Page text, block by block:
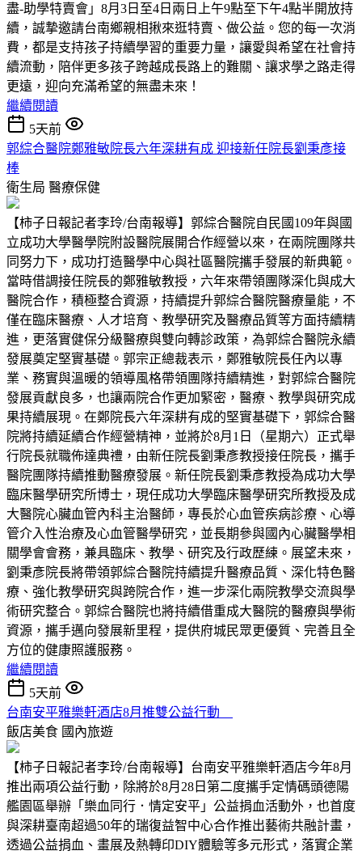
盡-助學特賣會」8月3日至4日兩日上午9點至下午4點半開放持
續，誠摯邀請台南鄉親相揪來逛特賣、做公益。您的每一次消
費，都是支持孩子持續學習的重要力量，讓愛與希望在社會持
續流動，陪伴更多孩子跨越成長路上的難關、讓求學之路走得
更遠，迎向充滿希望的無盡未來！
繼續閱讀
5天前
郭綜合醫院鄭雅敏院長六年深耕有成 迎接新任院長劉秉彥接
棒
衛生局 醫療保健
【柿子日報記者李玲/台南報導】郭綜合醫院自民國109年與國
立成功大學醫學院附設醫院展開合作經營以來，在兩院團隊共
同努力下，成功打造醫學中心與社區醫院攜手發展的新典範。
當時借調接任院長的鄭雅敏教授，六年來帶領團隊深化與成大
醫院合作，積極整合資源，持續提升郭綜合醫院醫療量能，不
僅在臨床醫療、人才培育、教學研究及醫療品質等方面持續精
進，更落實健保分級醫療與雙向轉診政策，為郭綜合醫院永續
發展奠定堅實基礎。郭宗正總裁表示，鄭雅敏院長任內以專
業、務實與溫暖的領導風格帶領團隊持續精進，對郭綜合醫院
發展貢獻良多，也讓兩院合作更加緊密，醫療、教學與研究成
果持續展現。在鄭院長六年深耕有成的堅實基礎下，郭綜合醫
院將持續延續合作經營精神，並將於8月1日（星期六）正式舉
行院長就職佈達典禮，由新任院長劉秉彥教授接任院長，攜手
醫院團隊持續推動醫療發展。新任院長劉秉彥教授為成功大學
臨床醫學研究所博士，現任成功大學臨床醫學研究所教授及成
大醫院心臟血管內科主治醫師，專長於心血管疾病診療、心導
管介入性治療及心血管醫學研究，並長期參與國內心臟醫學相
關學會會務，兼具臨床、教學、研究及行政歷練。展望未來，
劉秉彥院長將帶領郭綜合醫院持續提升醫療品質、深化特色醫
療、強化教學研究與跨院合作，進一步深化兩院教學交流與學
術研究整合。郭綜合醫院也將持續借重成大醫院的醫療與學術
資源，攜手邁向發展新里程，提供府城民眾更優質、完善且全
方位的健康照護服務。
繼續閱讀
5天前
台南安平雅樂軒酒店8月推雙公益行動
飯店美食 國內旅遊
【柿子日報記者李玲/台南報導】台南安平雅樂軒酒店今年8月
推出兩項公益行動，除將於8月28日第二度攜手定情碼頭德陽
艦園區舉辦「樂血同行．情定安平」公益捐血活動外，也首度
與深耕臺南超過50年的瑞復益智中心合作推出藝術共融計畫，
透過公益捐血、畫展及熱轉印DIY體驗等多元形式，落實企業